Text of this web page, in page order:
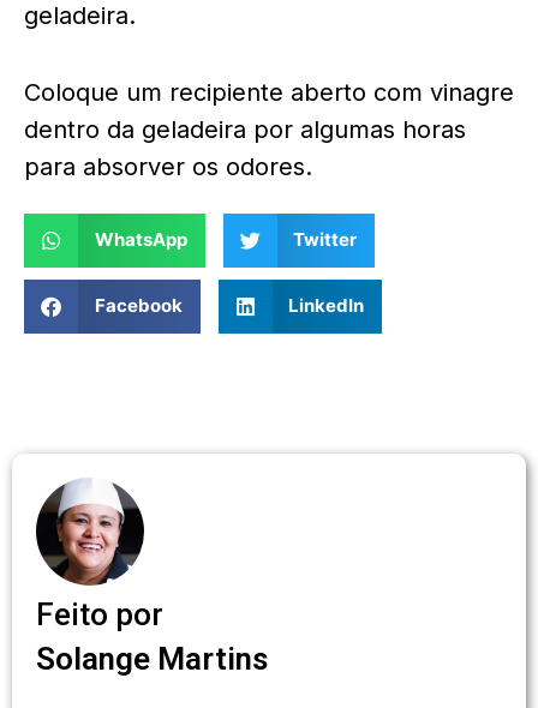
geladeira.
Coloque um recipiente aberto com vinagre
dentro da geladeira por algumas horas
para absorver os odores.
WhatsApp Twitter
Facebook LinkedIn
Feito por
Solange Martins